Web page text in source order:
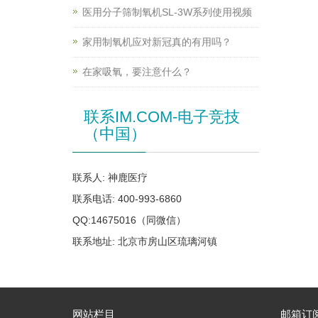
医用分子筛制氧机SL-3W系列使用视频
家用制氧机应对新冠真的有用吗？
在家吸氧，要注意什么？
联系IM.COM-电子竞技
（中国）
联系人: 神鹿医疗
联系电话: 400-993-6860
QQ:14675016（同微信）
联系地址: 北京市房山区琉璃河镇
网站栏目 邮箱订